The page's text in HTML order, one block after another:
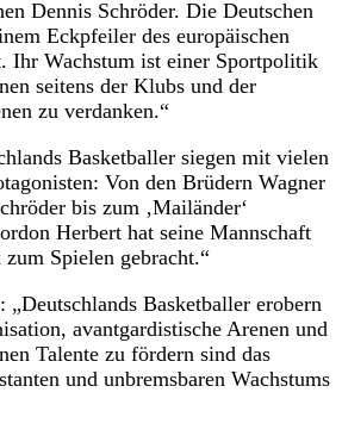
Dennis Schröder. Die Deutschen
Eckpfeiler des europäischen
Ihr Wachstum ist einer Sportpolitik
seitens der Klubs und der
zu verdanken.“
Basketballer siegen mit vielen
Von den Brüdern Wagner
bis zum ‚Mailänder‘
Herbert hat seine Mannschaft
Spielen gebracht.“
„Deutschlands Basketballer erobern
avantgardistische Arenen und
Talente zu fördern sind das
und unbremsbaren Wachstums